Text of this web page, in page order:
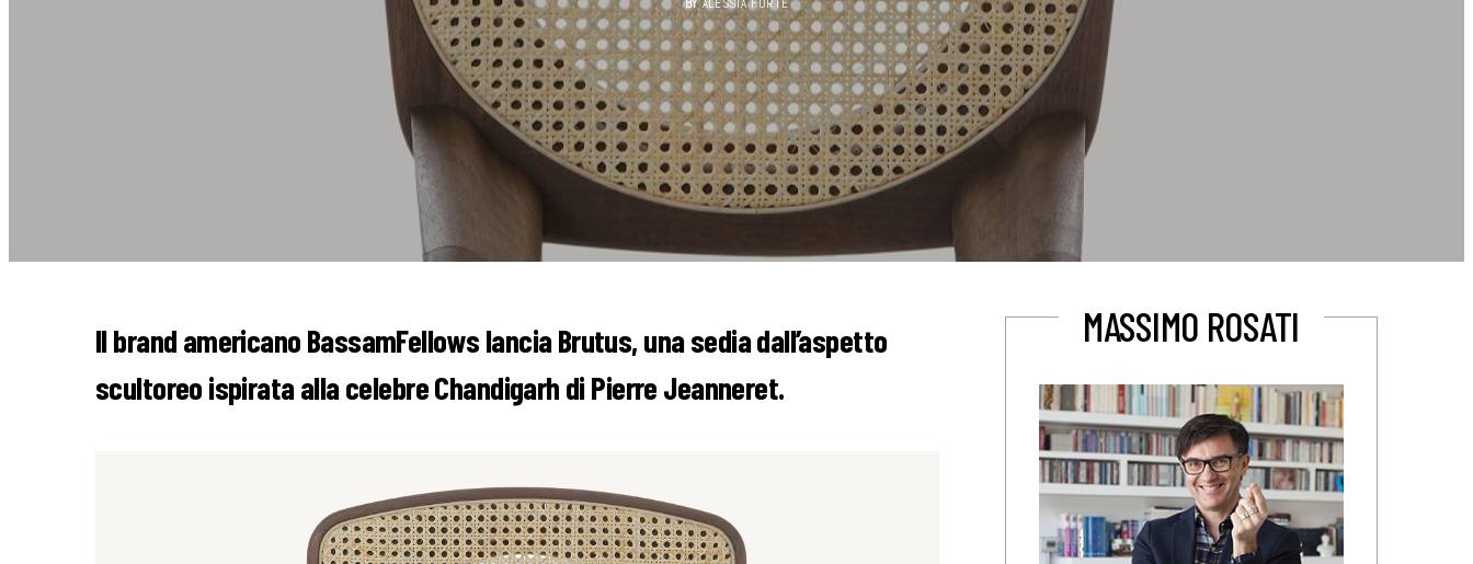
Il brand americano BassamFellows lancia Brutus, una sedia dall’aspetto
scultoreo ispirata alla celebre Chandigarh di Pierre Jeanneret.
MASSIMO ROSATI